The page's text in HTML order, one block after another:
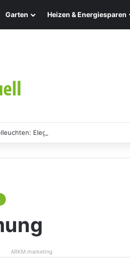
Garten Heizen & Energiesparen
Eleganz und Nachhaltigkeit für
ARKM.marketing